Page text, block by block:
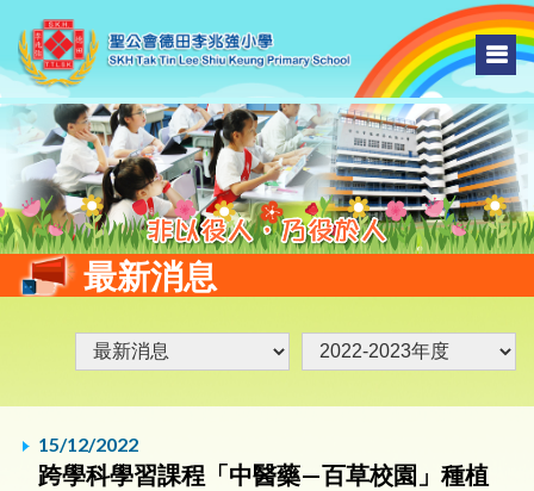
最新消息
15/12/2022
跨學科學習課程「中醫藥—百草校園」種植